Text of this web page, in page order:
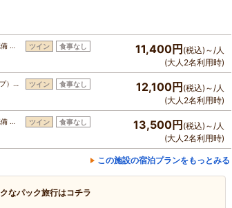
… ツイン 食事なし 11,400円 (税込)～/人
(大人2名利用時)
）… ツイン 食事なし 12,100円 (税込)～/人
(大人2名利用時)
… ツイン 食事なし 13,500円 (税込)～/人
(大人2名利用時)
この施設の宿泊プランをもっとみる
なパック旅行はコチラ